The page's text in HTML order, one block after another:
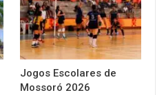
Jogos Escolares de
Mossoró 2026